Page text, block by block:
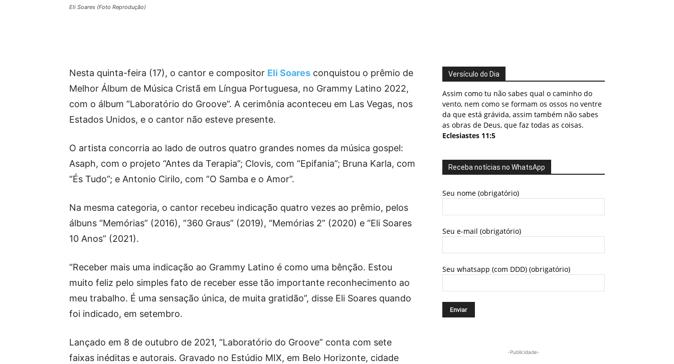
Eli Soares (Foto Reprodução)
Nesta quinta-feira (17), o cantor e compositor Eli Soares conquistou o prêmio de
Melhor Álbum de Música Cristã em Língua Portuguesa, no Grammy Latino 2022,
com o álbum “Laboratório do Groove”. A cerimônia aconteceu em Las Vegas, nos
Estados Unidos, e o cantor não esteve presente.
O artista concorria ao lado de outros quatro grandes nomes da música gospel:
Asaph, com o projeto “Antes da Terapia”; Clovis, com “Epifania”; Bruna Karla, com
“És Tudo”; e Antonio Cirilo, com “O Samba e o Amor”.
Na mesma categoria, o cantor recebeu indicação quatro vezes ao prêmio, pelos
álbuns “Memórias” (2016), “360 Graus” (2019), “Memórias 2” (2020) e “Eli Soares
10 Anos” (2021).
“Receber mais uma indicação ao Grammy Latino é como uma bênção. Estou
muito feliz pelo simples fato de receber esse tão importante reconhecimento ao
meu trabalho. É uma sensação única, de muita gratidão”, disse Eli Soares quando
foi indicado, em setembro.
Lançado em 8 de outubro de 2021, “Laboratório do Groove” conta com sete
faixas inéditas e autorais. Gravado no Estúdio MIX, em Belo Horizonte, cidade
Versículo do Dia
Assim como tu não sabes qual o caminho do
vento, nem como se formam os ossos no ventre
da que está grávida, assim também não sabes
as obras de Deus, que faz todas as coisas.
Eclesiastes 11:5
Receba notícias no WhatsApp
Seu nome (obrigatório)
Seu e-mail (obrigatório)
Seu whatsapp (com DDD) (obrigatório)
-Publicidade-